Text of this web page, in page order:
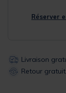
Réserver
Livraison
Retour